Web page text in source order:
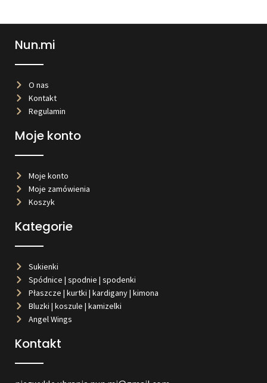
Nun.mi
O nas
Kontakt
Regulamin
Moje konto
Moje konto
Moje zamówienia
Koszyk
Kategorie
Sukienki
Spódnice | spodnie | spodenki
Płaszcze | kurtki | kardigany | kimona
Bluzki | koszule | kamizelki
Angel Wings
Kontakt